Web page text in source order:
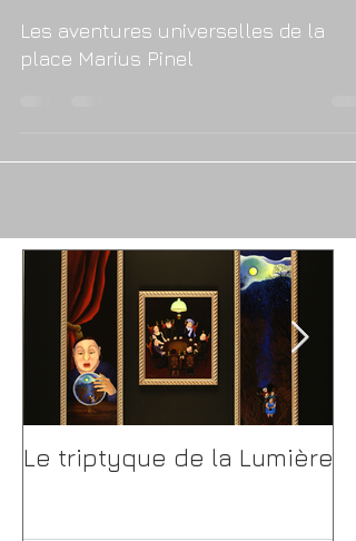
12 nov. 2015
Les aventures universelles de la